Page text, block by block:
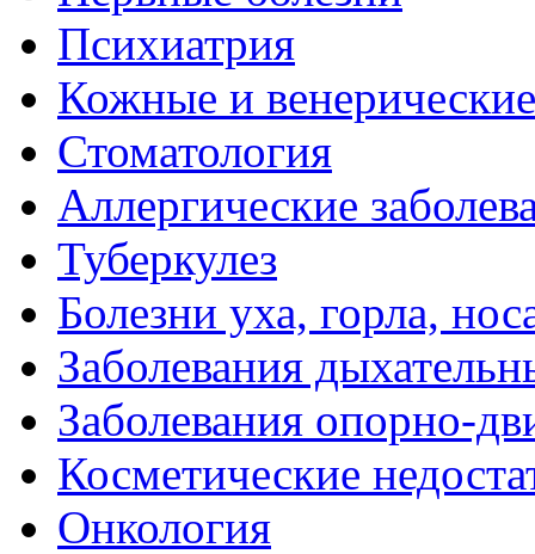
Психиатрия
Кожные и
Стоматология
Аллергические
Туберкулез
Болезни уха, горла,
Заболевания
Заболевания опорно-
Косметические
Онкология